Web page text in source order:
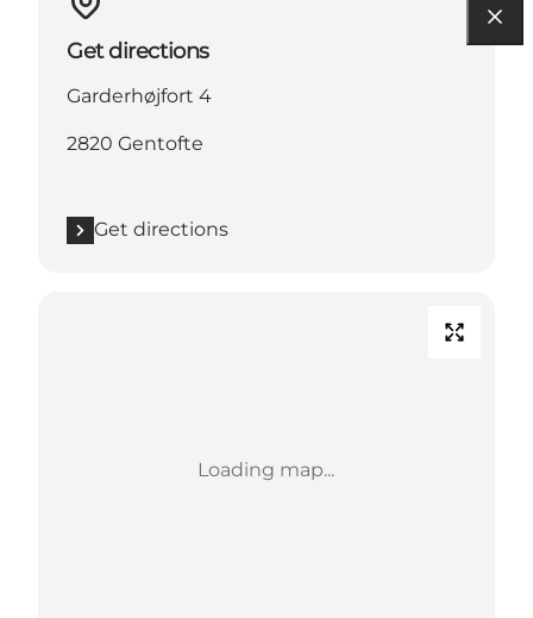
Get directions
Garderhøjfort 4
2820 Gentofte
Get directions
Loading map...